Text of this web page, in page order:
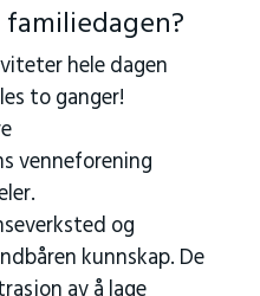
hele dagen
to ganger!
venneforening
og
kunnskap. De